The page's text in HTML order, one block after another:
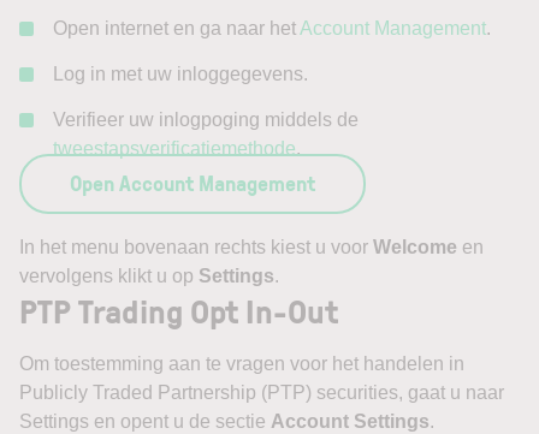
Open internet en ga naar hetAccount Management.
Log in met uw inloggegevens.
Verifieer uw inlogpoging middels de
tweestapsverificatiemethode.
Open Account Management
In het menu bovenaan rechts kiest u voor Welcome en
vervolgens klikt u op Settings.
PTP Trading Opt In-Out
Om toestemming aan te vragen voor het handelen in
Publicly Traded Partnership (PTP) securities, gaat u naar
Settings en opent u de sectie Account Settings.